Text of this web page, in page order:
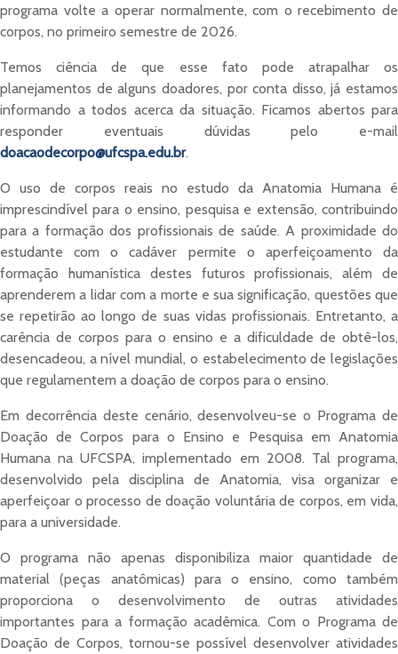
programa volte a operar normalmente, com o recebimento de
corpos, no primeiro semestre de 2026.
Temos ciência de que esse fato pode atrapalhar os
planejamentos de alguns doadores, por conta disso, já estamos
informando a todos acerca da situação. Ficamos abertos para
responder eventuais dúvidas pelo e-mail
doacaodecorpo@ufcspa.edu.br.
O uso de corpos reais no estudo da Anatomia Humana é
imprescindível para o ensino, pesquisa e extensão, contribuindo
para a formação dos profissionais de saúde. A proximidade do
estudante com o cadáver permite o aperfeiçoamento da
formação humanística destes futuros profissionais, além de
aprenderem a lidar com a morte e sua significação, questões que
se repetirão ao longo de suas vidas profissionais. Entretanto, a
carência de corpos para o ensino e a dificuldade de obtê-los,
desencadeou, a nível mundial, o estabelecimento de legislações
que regulamentem a doação de corpos para o ensino.
Em decorrência deste cenário, desenvolveu-se o Programa de
Doação de Corpos para o Ensino e Pesquisa em Anatomia
Humana na UFCSPA, implementado em 2008. Tal programa,
desenvolvido pela disciplina de Anatomia, visa organizar e
aperfeiçoar o processo de doação voluntária de corpos, em vida,
para a universidade.
O programa não apenas disponibiliza maior quantidade de
material (peças anatômicas) para o ensino, como também
proporciona o desenvolvimento de outras atividades
importantes para a formação acadêmica. Com o Programa de
Doação de Corpos, tornou-se possível desenvolver atividades